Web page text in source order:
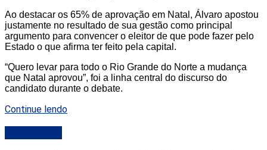
Ao destacar os 65% de aprovação em Natal, Álvaro apostou
justamente no resultado de sua gestão como principal
argumento para convencer o eleitor de que pode fazer pelo
Estado o que afirma ter feito pela capital.
“Quero levar para todo o Rio Grande do Norte a mudança
que Natal aprovou”, foi a linha central do discurso do
candidato durante o debate.
Continue lendo